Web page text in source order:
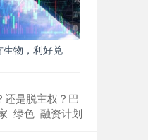
物，利好兑
还是脱主权？巴
_绿色_融资计划